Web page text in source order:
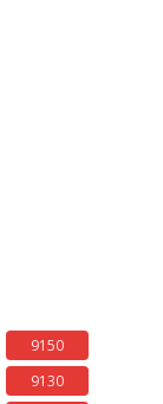
9150
9130